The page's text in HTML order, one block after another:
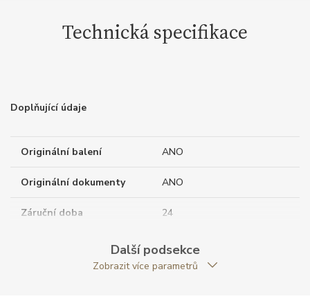
Technická specifikace
Doplňující údaje
Originální balení ANO
Originální dokumenty ANO
Záruční doba
24
Le Petit Prince
Další podsekce
Zobrazit více parametrů